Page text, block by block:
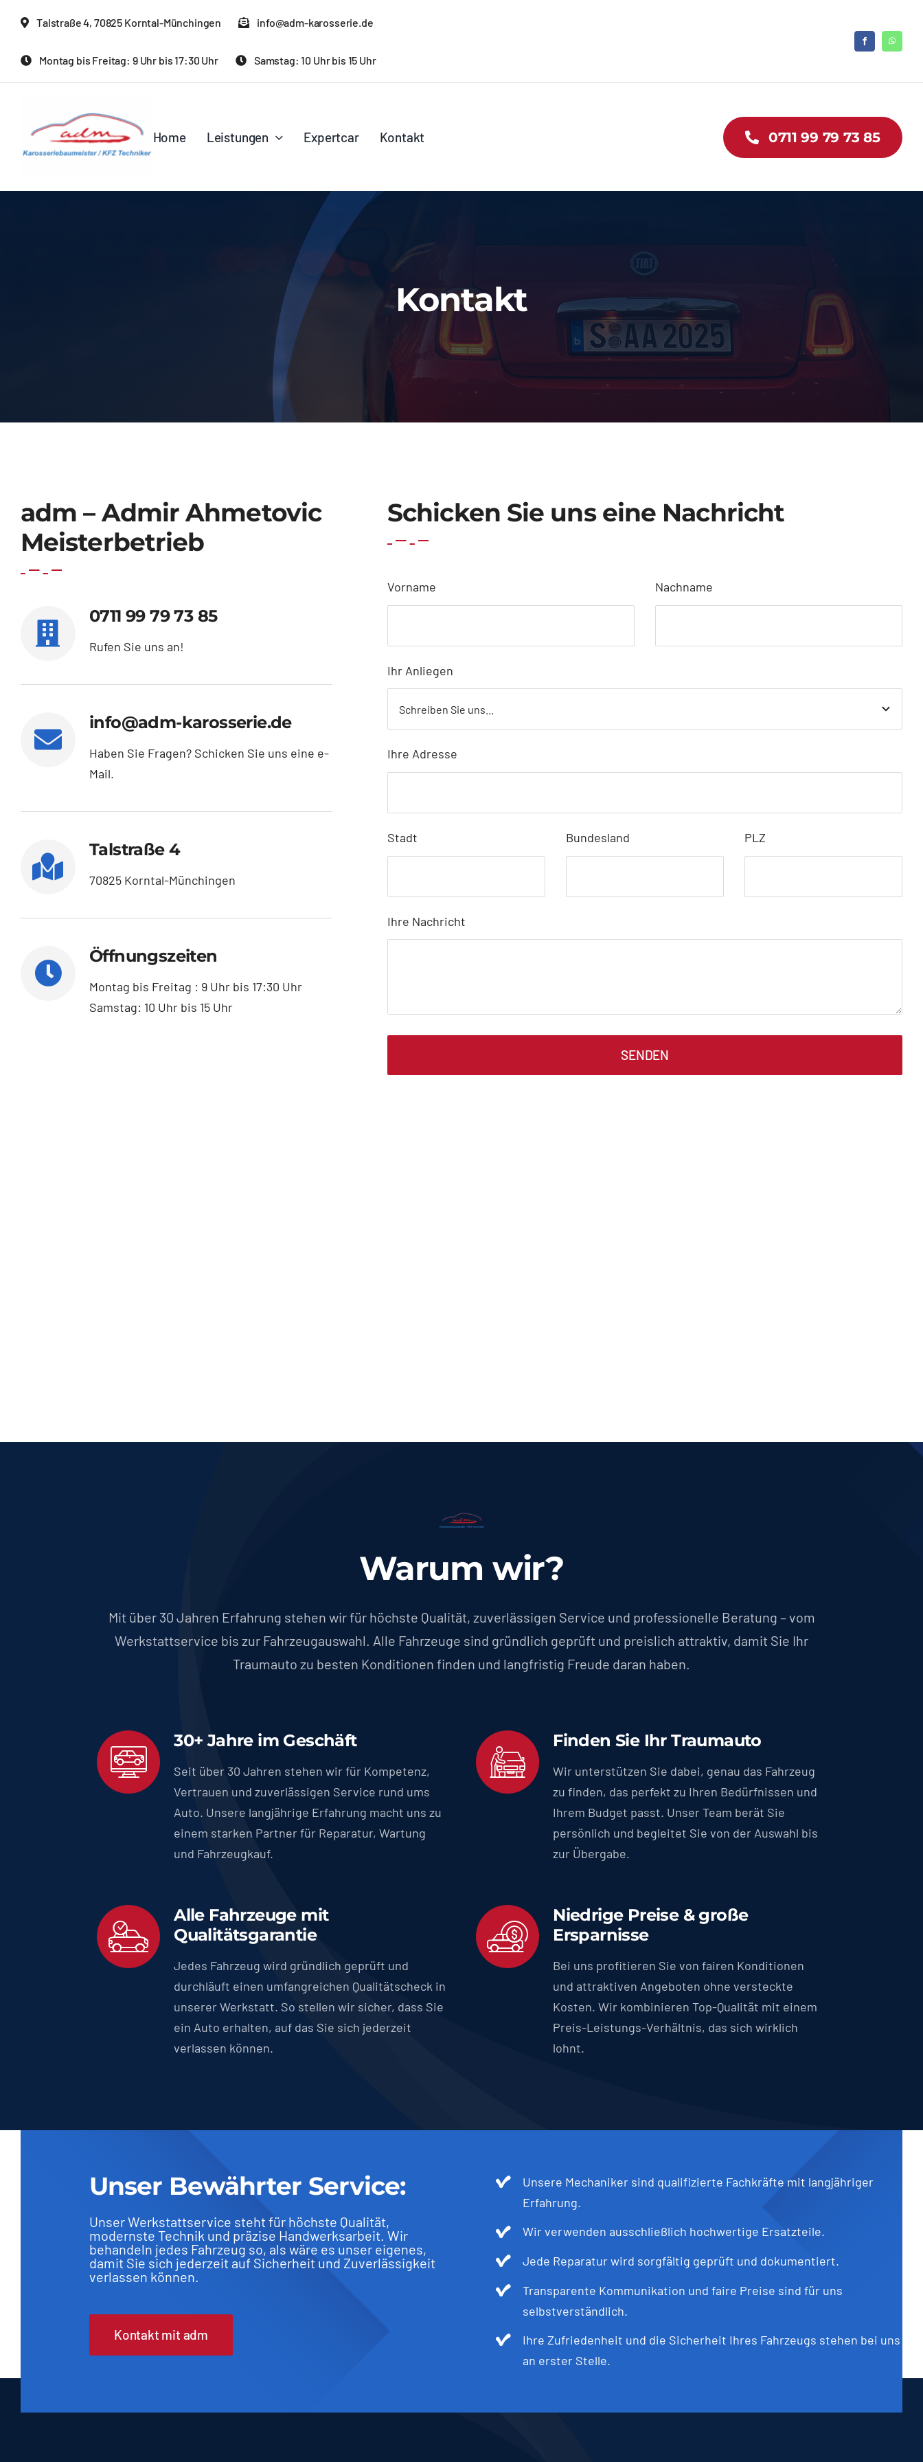
Talstraße 4, 70825 Korntal-Münchingen info@adm-karosserie.de
Montag bis Freitag: 9 Uhr bis 17:30 Uhr Samstag: 10 Uhr bis 15 Uhr
Home Leistungen Expertcar Kontakt 0711 99 79 73 85
Kontakt
adm – Admir Ahmetovic
Meisterbetrieb
0711 99 79 73 85
Rufen Sie uns an!
info@adm-karosserie.de
Haben Sie Fragen? Schicken Sie uns eine e-
Mail.
Talstraße 4
70825 Korntal-Münchingen
Öffnungszeiten
Montag bis Freitag : 9 Uhr bis 17:30 Uhr
Samstag: 10 Uhr bis 15 Uhr
Schicken Sie uns eine Nachricht
Vorname Nachname
Ihr Anliegen
Ihre Adresse
Stadt Bundesland PLZ
Ihre Nachricht
SENDEN
Warum wir?
Mit über 30 Jahren Erfahrung stehen wir für höchste Qualität, zuverlässigen Service und professionelle Beratung – vom
Werkstattservice bis zur Fahrzeugauswahl. Alle Fahrzeuge sind gründlich geprüft und preislich attraktiv, damit Sie Ihr
Traumauto zu besten Konditionen finden und langfristig Freude daran haben.
30+ Jahre im Geschäft
Seit über 30 Jahren stehen wir für Kompetenz,
Vertrauen und zuverlässigen Service rund ums
Auto. Unsere langjährige Erfahrung macht uns zu
einem starken Partner für Reparatur, Wartung
und Fahrzeugkauf.
Alle Fahrzeuge mit
Qualitätsgarantie
Jedes Fahrzeug wird gründlich geprüft und
durchläuft einen umfangreichen Qualitätscheck in
unserer Werkstatt. So stellen wir sicher, dass Sie
ein Auto erhalten, auf das Sie sich jederzeit
verlassen können.
Finden Sie Ihr Traumauto
Wir unterstützen Sie dabei, genau das Fahrzeug
zu finden, das perfekt zu Ihren Bedürfnissen und
Ihrem Budget passt. Unser Team berät Sie
persönlich und begleitet Sie von der Auswahl bis
zur Übergabe.
Niedrige Preise & große
Ersparnisse
Bei uns profitieren Sie von fairen Konditionen
und attraktiven Angeboten ohne versteckte
Kosten. Wir kombinieren Top-Qualität mit einem
Preis-Leistungs-Verhältnis, das sich wirklich
lohnt.
Unser Bewährter Service:
Unser Werkstattservice steht für höchste Qualität,
modernste Technik und präzise Handwerksarbeit. Wir
behandeln jedes Fahrzeug so, als wäre es unser eigenes,
damit Sie sich jederzeit auf Sicherheit und Zuverlässigkeit
verlassen können.
Kontakt mit adm
Unsere Mechaniker sind qualifizierte Fachkräfte mit langjähriger
Erfahrung.
Wir verwenden ausschließlich hochwertige Ersatzteile.
Jede Reparatur wird sorgfältig geprüft und dokumentiert.
Transparente Kommunikation und faire Preise sind für uns
selbstverständlich.
Ihre Zufriedenheit und die Sicherheit Ihres Fahrzeugs stehen bei uns
an erster Stelle.